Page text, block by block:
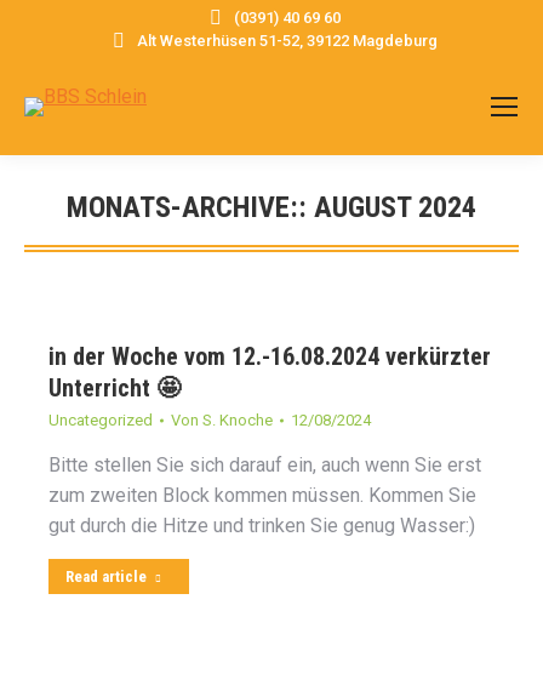
(0391) 40 69 60
Alt Westerhüsen 51-52, 39122 Magdeburg
MONATS-ARCHIVE:: AUGUST 2024
Sie befinden sich hier:
in der Woche vom 12.-16.08.2024 verkürzter
Unterricht 🤩
Uncategorized Von S. Knoche 12/08/2024
Bitte stellen Sie sich darauf ein, auch wenn Sie erst
zum zweiten Block kommen müssen. Kommen Sie
gut durch die Hitze und trinken Sie genug Wasser:)
Read article